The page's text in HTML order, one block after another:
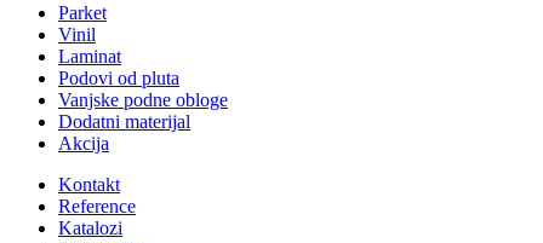
Parket
Vinil
Laminat
Podovi od pluta
Vanjske podne obloge
Dodatni materijal
Akcija
Kontakt
Reference
Katalozi